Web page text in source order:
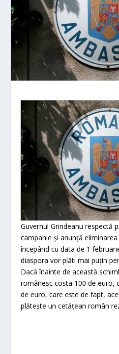
Guvernul Grindeanu respectă
campanie și anunță
începând cu data de 1
diaspora vor plăti mai puțin
Dacă înainte de această
românesc costa 100 de euro,
de euro, care este de fapt,
plătește un cetățean român